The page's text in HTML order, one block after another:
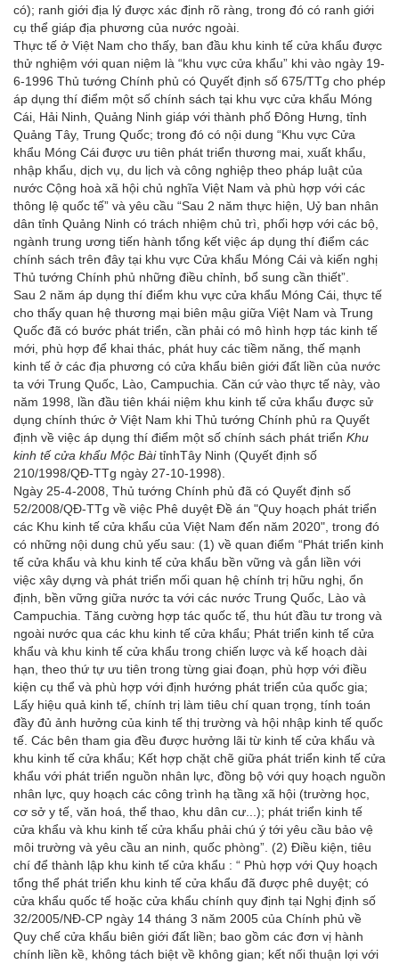
có); ranh giới địa lý được xác định rõ ràng, trong đó có ranh giới
cụ thể giáp địa phương của nước ngoài.
Thực tế ở Việt Nam cho thấy, ban đầu khu kinh tế cửa khẩu được
thử nghiệm với quan niệm là “khu vực cửa khẩu” khi vào ngày 19-
6-1996 Thủ tướng Chính phủ có Quyết định số 675/TTg cho phép
áp dụng thí điểm một số chính sách tại khu vực cửa khẩu Móng
Cái, Hải Ninh, Quảng Ninh giáp với thành phố Đông Hưng, tỉnh
Quảng Tây, Trung Quốc; trong đó có nội dung “Khu vực Cửa
khẩu Móng Cái được ưu tiên phát triển thương mai, xuất khẩu,
nhập khẩu, dịch vụ, du lịch và công nghiệp theo pháp luật của
nước Cộng hoà xã hội chủ nghĩa Việt Nam và phù hợp với các
thông lệ quốc tế” và yêu cầu “Sau 2 năm thực hiện, Uỷ ban nhân
dân tỉnh Quảng Ninh có trách nhiệm chủ trì, phối hợp với các bộ,
ngành trung ương tiến hành tổng kết việc áp dụng thí điểm các
chính sách trên đây tại khu vực Cửa khẩu Móng Cái và kiến nghị
Thủ tướng Chính phủ những điều chỉnh, bổ sung cần thiết”.
Sau 2 năm áp dụng thí điểm khu vực cửa khẩu Móng Cái, thực tế
cho thấy quan hệ thương mại biên mậu giữa Việt Nam và Trung
Quốc đã có bước phát triển, cần phải có mô hình hợp tác kinh tế
mới, phù hợp để khai thác, phát huy các tiềm năng, thế mạnh
kinh tế ở các địa phương có cửa khẩu biên giới đất liền của nước
ta với Trung Quốc, Lào, Campuchia. Căn cứ vào thực tế này, vào
năm 1998, lần đầu tiên khái niệm khu kinh tế cửa khẩu được sử
dụng chính thức ở Việt Nam khi Thủ tướng Chính phủ ra Quyết
định về việc áp dụng thí điểm một số chính sách phát triển Khu
kinh tế cửa khẩu Mộc BàitỉnhTây Ninh (Quyết định số
210/1998/QĐ-TTg ngày 27-10-1998).
Ngày 25-4-2008, Thủ tướng Chính phủ đã có Quyết định số
52/2008/QĐ-TTg về việc Phê duyệt Đề án "Quy hoạch phát triển
các Khu kinh tế cửa khẩu của Việt Nam đến năm 2020", trong đó
có những nội dung chủ yếu sau: (1) về quan điểm “Phát triển kinh
tế cửa khẩu và khu kinh tế cửa khẩu bền vững và gắn liền với
việc xây dựng và phát triển mối quan hệ chính trị hữu nghị, ổn
định, bền vững giữa nước ta với các nước Trung Quốc, Lào và
Campuchia. Tăng cường hợp tác quốc tế, thu hút đầu tư trong và
ngoài nước qua các khu kinh tế cửa khẩu; Phát triển kinh tế cửa
khẩu và khu kinh tế cửa khẩu trong chiến lược và kế hoạch dài
hạn, theo thứ tự ưu tiên trong từng giai đoạn, phù hợp với điều
kiện cụ thể và phù hợp với định hướng phát triển của quốc gia;
Lấy hiệu quả kinh tế, chính trị làm tiêu chí quan trọng, tính toán
đầy đủ ảnh hưởng của kinh tế thị trường và hội nhập kinh tế quốc
tế. Các bên tham gia đều được hưởng lãi từ kinh tế cửa khẩu và
khu kinh tế cửa khẩu; Kết hợp chặt chẽ giữa phát triển kinh tế cửa
khẩu với phát triển nguồn nhân lực, đồng bộ với quy hoạch nguồn
nhân lực, quy hoạch các công trình hạ tầng xã hội (trường học,
cơ sở y tế, văn hoá, thể thao, khu dân cư...); phát triển kinh tế
cửa khẩu và khu kinh tế cửa khẩu phải chú ý tới yêu cầu bảo vệ
môi trường và yêu cầu an ninh, quốc phòng”. (2) Điều kiện, tiêu
chí để thành lập khu kinh tế cửa khẩu : “ Phù hợp với Quy hoạch
tổng thể phát triển khu kinh tế cửa khẩu đã được phê duyệt; có
cửa khẩu quốc tế hoặc cửa khẩu chính quy định tại Nghị định số
32/2005/NĐ-CP ngày 14 tháng 3 năm 2005 của Chính phủ về
Quy chế cửa khẩu biên giới đất liền; bao gồm các đơn vị hành
chính liền kề, không tách biệt về không gian; kết nối thuận lợi với